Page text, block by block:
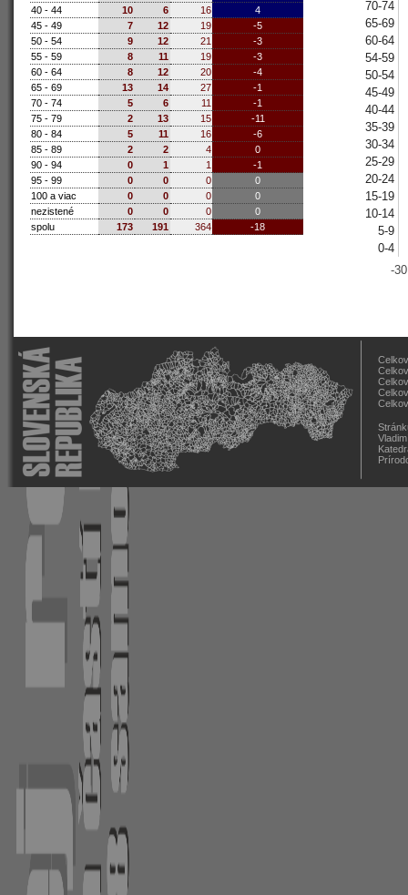
40 - 44
10 6 16
4
45 - 49
7 12 19
-5
50 - 54
9 12 21
-3
55 - 59
8 11 19
-3
60 - 64
8 12 20
-4
65 - 69
13 14 27
-1
70 - 74
5 6 11
-1
75 - 79
2 13 15
-11
80 - 84
5 11 16
-6
85 - 89
2 2 4
0
90 - 94
0 1 1
-1
95 - 99
0 0 0
0
100 a viac
0 0 0
0
nezistené
0 0 0
0
spolu
173 191 364 -18
-30
70-74
65-69
60-64
54-59
50-54
45-49
40-44
35-39
30-34
25-29
20-24
15-19
10-14
5-9
0-4